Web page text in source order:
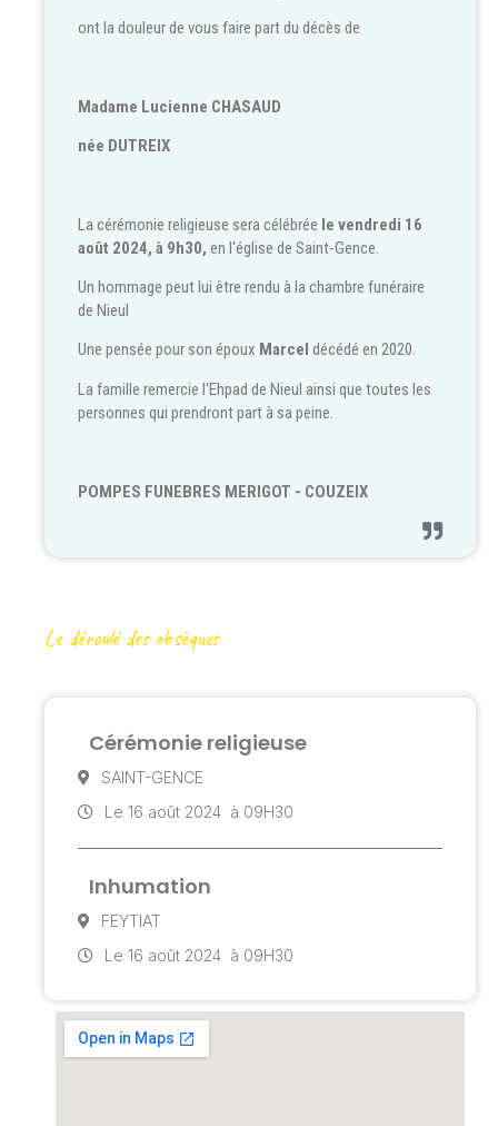
ont la douleur de vous faire part du décès de
Madame Lucienne CHASAUD
née DUTREIX
La cérémonie religieuse sera célébrée le vendredi 16
août 2024, à 9h30, en l'église de Saint-Gence.
Un hommage peut lui être rendu à la chambre funéraire
de Nieul
Une pensée pour son époux Marcel décédé en 2020.
La famille remercie l'Ehpad de Nieul ainsi que toutes les
personnes qui prendront part à sa peine.
POMPES FUNEBRES MERIGOT - COUZEIX
Le déroulé des obsèques
Cérémonie religieuse
SAINT-GENCE
Le 16 août 2024 à 09H30
Inhumation
FEYTIAT
Le 16 août 2024 à 09H30